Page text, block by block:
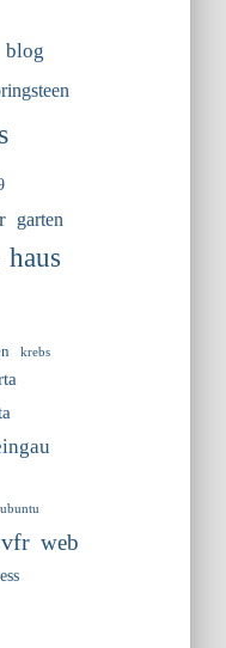
blog
garten
haus
krebs
ubuntu
vfr web